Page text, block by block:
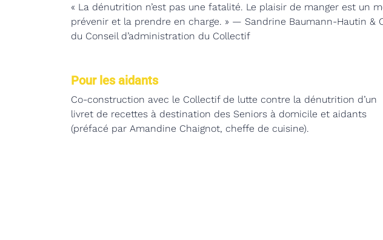
« La dénutrition n’est pas une fatalité. Le plaisir de manger est un
prévenir et la prendre en charge. » — Sandrine Baumann-Hautin &
du Conseil d’administration du Collectif
Pour les aidants
Co-construction avec le Collectif de lutte contre la dénutrition d’un
livret de recettes à destination des Seniors à domicile et aidants
(préfacé par Amandine Chaignot, cheffe de cuisine).